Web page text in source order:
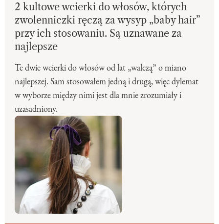
2 kultowe wcierki do włosów, których
zwolenniczki ręczą za wysyp „baby hair”
przy ich stosowaniu. Są uznawane za
najlepsze
Te dwie wcierki do włosów od lat „walczą” o miano
najlepszej. Sam stosowałem jedną i drugą, więc dylemat
w wyborze między nimi jest dla mnie zrozumiały i
uzasadniony.